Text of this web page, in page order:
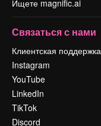
Ищете magnific.ai
Связаться с нами
Клиентская поддержка
Instagram
YouTube
LinkedIn
TikTok
Discord